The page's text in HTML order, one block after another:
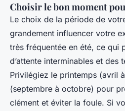
Choisir le bon moment
Le choix de la période de
grandement influencer votre
très fréquentée en été, ce qui
d’attente interminables et des
Privilégiez le printemps (avril
(septembre à octobre) pour
clément et éviter la foule. Si